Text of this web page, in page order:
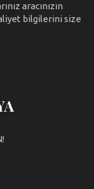
aracınızın
bilgilerini size